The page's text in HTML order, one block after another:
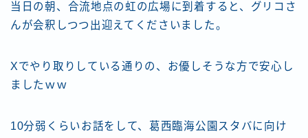
当日の朝、合流地点の虹の広場に到着すると、グリコさ
んが会釈しつつ出迎えてくださいました。
Xでやり取りしている通りの、お優しそうな方で安心し
ましたｗｗ
10分弱くらいお話をして、葛西臨海公園スタバに向け